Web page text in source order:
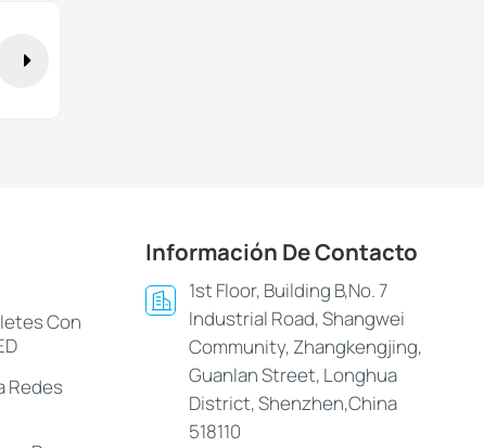
Información De Contacto
1st Floor, Building B,No. 7
Industrial Road, Shangwei
Community, Zhangkengjing,
Guanlan Street, Longhua
District, Shenzhen,China
518110
Con
Redes